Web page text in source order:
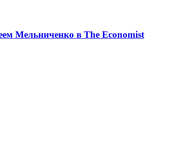
Мельниченко в The Economist